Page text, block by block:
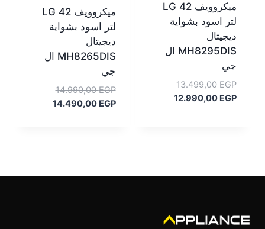
ميكروويف LG 42
لتر اسود بشواية
ديجيتال
MH8295DIS ال
جي
13.499,00EGP
السعر
الأصلي12.990,00 EGP
السعر
ميكروويف LG 42
لتر اسود بشواية
ديجيتال
MH8265DIS ال
جي
14.990,00EGP
السعر
الأصلي14.490,00 EGP
السعر